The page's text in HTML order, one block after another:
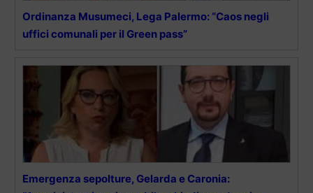
Ordinanza Musumeci, Lega Palermo: “Caos negli
uffici comunali per il Green pass”
Emergenza sepolture, Gelarda e Caronia: